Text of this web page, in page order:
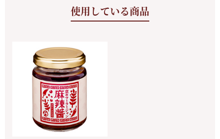
使用している商品